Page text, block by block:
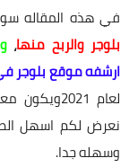
في هذه المقاله
بلوجر والربح منها،
ارشفه موقع بلوجر
لعام
نعرض لكم اسهل
وسهله جدا.